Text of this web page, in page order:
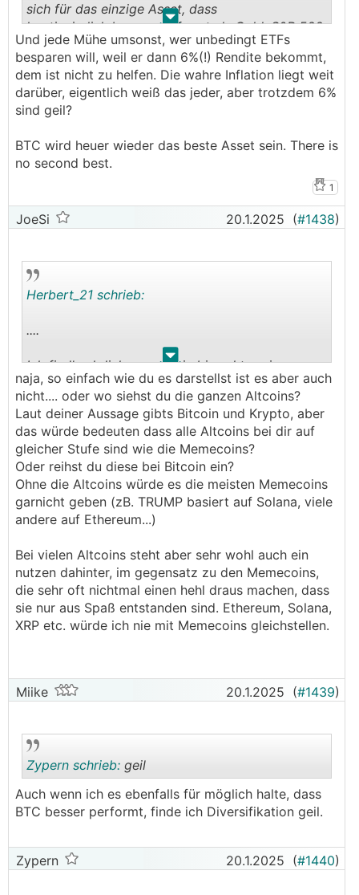
. .
sich für das einzige Asset, dass
kontinuierlich besser performt als Gold, S&P 500
und die wirksamste Waffe oder "Versicherung"
gegen Geld drucken ist.
Ich find's ehrlich gesagt ein bisserl traurig, wenn
der unterschied zwischen "Bitcoin" und "Crypto"
Details, sondern Äpfel und Birnen.
Zocken mit $melania oder $trump und in Minuten
-55% verlieren? Ist nicht seriös, ist aber jedem
hier bewusst und das Risiko steuert man
Aber, Gegensatz: zu Bitcoin:
vertrauen muss, nicht einmal Regierungen oder
Banken.
Die Diskussion wie viel Geld "genug" ist, kann
man natürlich führen und vermutlich haben 100%
aller Leser hier eine Hypothek aufs Haus und
wenige sind 10fach Millionäre. Das ändert aber
eigentlich nichts, denn die Entwertung durch
Geld drucken trifft alle Sparer.
Insofern würde ich auch sagen, mit Bitcoin lohnt
HODLn.
Und jede Mühe umsonst, wer unbedingt ETFs
besparen will, weil er dann 6%(!) Rendite bekommt,
dem ist nicht zu helfen. Die wahre Inflation liegt weit
darüber, eigentlich weiß das jeder, aber trotzdem 6%
sind geil?
BTC wird heuer wieder das beste Asset sein. There is
no second best.
1
JoeSi 20.1.2025 (#1438)
. .
Herbert_21 schrieb:
....
Ich find's ehrlich gesagt ein bisserl traurig, wenn
der unterschied zwischen "Bitcoin" und "Crypto"
nicht gekannt wird, und damit meine ich keine
Details, sondern Äpfel und Birnen.
Zocken mit $melania oder $trump und in Minuten
-55% verlieren? Ist nicht seriös, ist aber jedem
hier bewusst und das Risiko steuert man
bekanntlich mit des Höhe der verfügbaren
"Spekulationskapitals".
....
naja, so einfach wie du es darstellst ist es aber auch
nicht.... oder wo siehst du die ganzen Altcoins?
Laut deiner Aussage gibts Bitcoin und Krypto, aber
das würde bedeuten dass alle Altcoins bei dir auf
gleicher Stufe sind wie die Memecoins?
Oder reihst du diese bei Bitcoin ein?
Ohne die Altcoins würde es die meisten Memecoins
garnicht geben (zB. TRUMP basiert auf Solana, viele
andere auf Ethereum...)
Bei vielen Altcoins steht aber sehr wohl auch ein
nutzen dahinter, im gegensatz zu den Memecoins,
die sehr oft nichtmal einen hehl draus machen, dass
sie nur aus Spaß entstanden sind. Ethereum, Solana,
XRP etc. würde ich nie mit Memecoins gleichstellen.
Miike 20.1.2025 (#1439)
Zypern schrieb: geil
Auch wenn ich es ebenfalls für möglich halte, dass
BTC besser performt, finde ich Diversifikation geil.
Zypern 20.1.2025 (#1440)